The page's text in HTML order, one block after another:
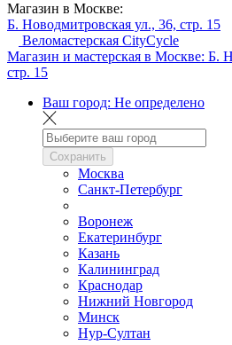
Магазин в Москве:
Б. Новодмитровская ул., 36, стр. 15
Веломастерская CityCycle
Магазин и мастерская в Москве: Б.
стр. 15
Ваш город: Не определено
Сохранить
Москва
Санкт-Петербург
Воронеж
Екатеринбург
Казань
Калининград
Краснодар
Нижний Новгород
Минск
Нур-Султан